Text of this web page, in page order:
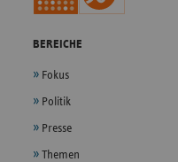
BEREICHE
Fokus
Politik
Presse
Themen